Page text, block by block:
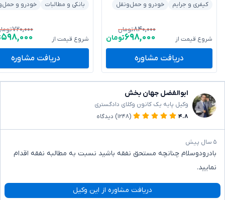
کیفری و جرایم
خودرو و حمل‌ونقل
شروع قیمت از
۸۴۰,۰۰۰تومان
۶۹۸,۰۰۰تومان
دریافت مشاوره
بانکی و مطالبات
خودرو و
شروع قیمت از
۷۲۰,۰۰۰
۵۹۸,۰۰۰
دریافت مشاوره
ابوالفضل جهان بخش
وکیل پایه یک کانون وکلای دادگستری
۴.۸
(۱۲۴۸) دیدگاه
۵ سال پیش
بادرودوسلام چنانچه مستحق نفقه باشید نسبت به مطالبه نفقه اقدام
نمایید.
دریافت مشاوره از این وکیل